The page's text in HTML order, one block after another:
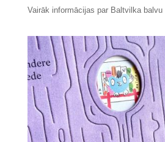
Vairāk informācijas par Baltvilka balvu